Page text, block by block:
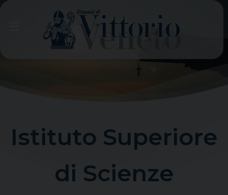
Istituto Superiore
di Scienze